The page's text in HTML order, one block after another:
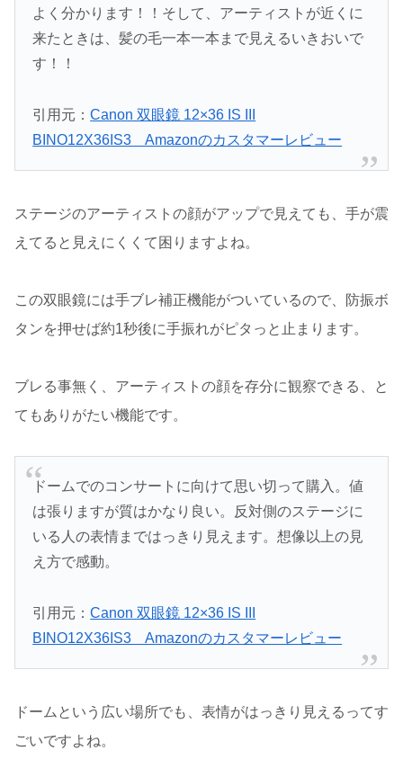
よく分かります！！そして、アーティストが近くに
来たときは、髪の毛一本一本まで見えるいきおいで
す！！
引用元：Canon 双眼鏡 12×36 IS III
BINO12X36IS3 Amazonのカスタマーレビュー
ステージのアーティストの顔がアップで見えても、手が震
えてると見えにくくて困りますよね。
この双眼鏡には手ブレ補正機能がついているので、防振ボ
タンを押せば約1秒後に手振れがピタっと止まります。
ブレる事無く、アーティストの顔を存分に観察できる、と
てもありがたい機能です。
ドームでのコンサートに向けて思い切って購入。値
は張りますが質はかなり良い。反対側のステージに
いる人の表情まではっきり見えます。想像以上の見
え方で感動。
引用元：Canon 双眼鏡 12×36 IS III
BINO12X36IS3 Amazonのカスタマーレビュー
ドームという広い場所でも、表情がはっきり見えるってす
ごいですよね。